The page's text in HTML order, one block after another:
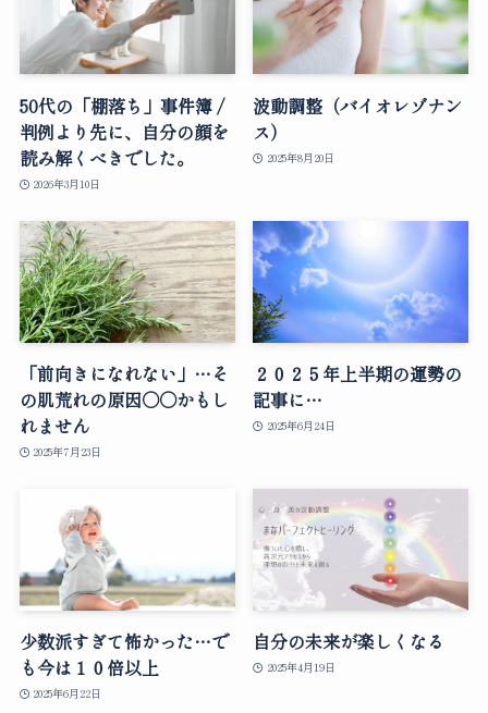
50代の「棚落ち」事件簿 /
判例より先に、自分の顔を
読み解くべきでした。
2026年3月10日
波動調整（バイオレゾナン
ス）
2025年8月20日
「前向きになれない」…そ
の肌荒れの原因○○かもし
れません
2025年7月23日
２０２５年上半期の運勢の
記事に…
2025年6月24日
少数派すぎて怖かった…で
も今は１０倍以上
2025年6月22日
自分の未来が楽しくなる
2025年4月19日